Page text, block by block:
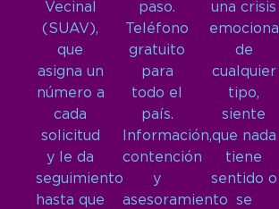
Vecinal
(SUAV),
que
asigna un
número a
cada
solicitud
y le da
seguimiento
hasta que
paso.
Teléfono
gratuito
para
todo el
país.
Información,
contención
y
asesoramiento
una crisis
emocional
de
cualquier
tipo,
siente
que nada
tiene
sentido o
se